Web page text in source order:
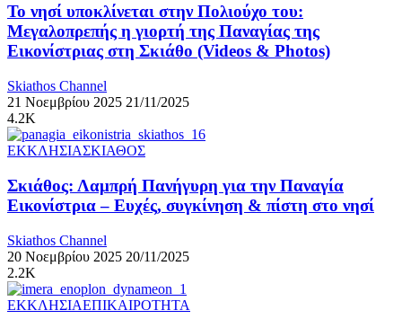
Το νησί υποκλίνεται στην Πολιούχο του:
Μεγαλοπρεπής η γιορτή της Παναγίας της
Εικονίστριας στη Σκιάθο (Videos & Photos)
Skiathos Channel
21 Νοεμβρίου 2025 21/11/2025
4.2K
ΕΚΚΛΗΣΙΑΣΚΙΑΘΟΣ
Σκιάθος: Λαμπρή Πανήγυρη για την Παναγία
Εικονίστρια – Ευχές, συγκίνηση & πίστη στο νησί
Skiathos Channel
20 Νοεμβρίου 2025 20/11/2025
2.2K
ΕΚΚΛΗΣΙΑΕΠΙΚΑΙΡΟΤΗΤΑ